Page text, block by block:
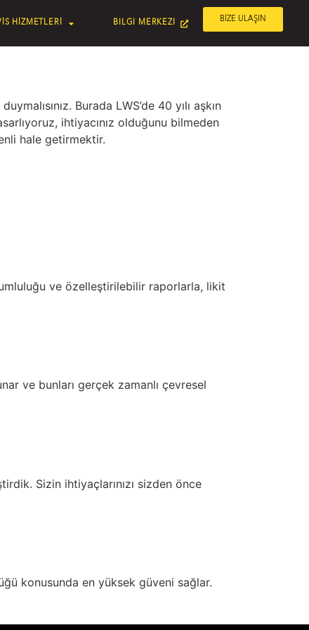
HİZMETLERİ BILGI MERKEZI BİZE ULAŞIN
Burada LWS’de 40 yılı aşkın
ihtiyacınız olduğunu bilmeden
hale getirmektir.
ve özelleştirilebilir raporlarla, likit
ve bunları gerçek zamanlı çevresel
Sizin ihtiyaçlarınızı sizden önce
konusunda en yüksek güveni sağlar.